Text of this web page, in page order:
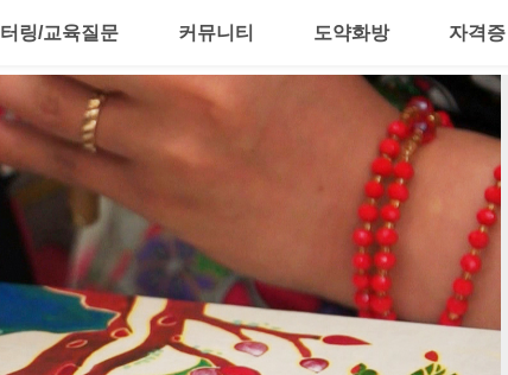
링/교육질문 커뮤니티 도약화방 자격증